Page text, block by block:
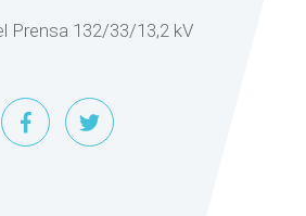
Prensa 132/33/13,2 kV